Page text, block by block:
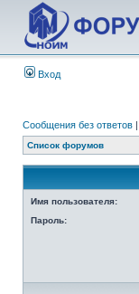
Вход
Сообщения без ответов |
Список форумов
Имя пользователя:
Пароль: